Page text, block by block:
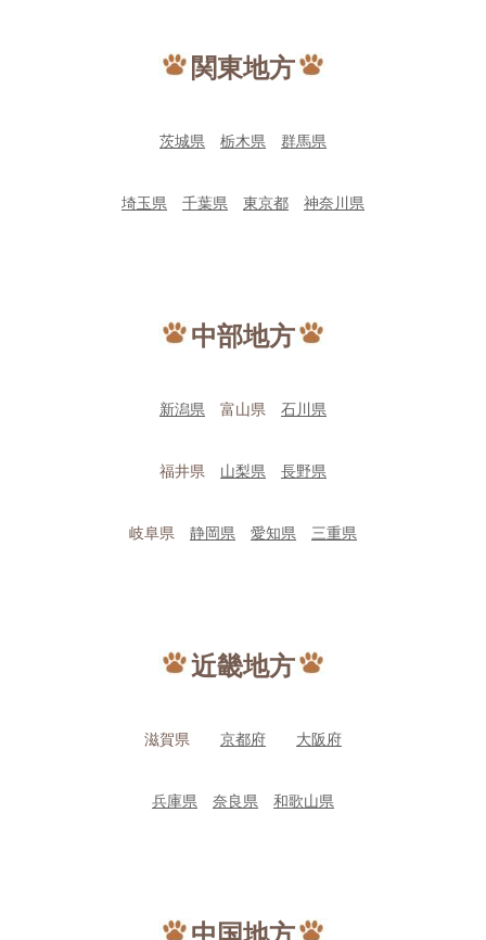
関東地方
茨城県 栃木県 群馬県
埼玉県 千葉県 東京都 神奈川県
中部地方
新潟県 富山県 石川県
福井県 山梨県 長野県
岐阜県 静岡県 愛知県 三重県
近畿地方
滋賀県 京都府 大阪府
兵庫県 奈良県 和歌山県